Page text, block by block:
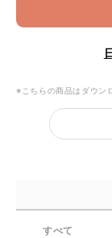
※こちらの商品はダウン
すべて